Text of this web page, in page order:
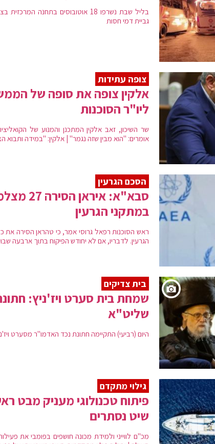
בליל שבת נשרפו 18 אוטובוסים
גביית דמי חסות
צופה עתידות
אלקין צופה את סופה של
ליו"ר הסוכנות
שר השיכון, זאב אלקין המתכנן והמנוע של
אומרים: "הוא מבין שזה נגמר" | אלקין: "במידה ותבוא
הסכם הגרעין
סבא"א:
במתקני הגרעין
ראש הסוכנות רפאל גרוסי אמר, כי טהראן הסירה
הגרעין. לדבריו, אם לא יחודש הפיקוח בתוך ארבעה
בית צדיקים
שמחת בית סערט ויז'ניץ:
שליט"א
היום (רביעי) התקיימה חתונת נכד האדמו"ר מסערט
גילוי מתקדם
פיתוח טכנולוגי מעניק מבט
שיט נסתרים
מכ"ם לווייני ולמידת מכונה חושפים בפומבי את